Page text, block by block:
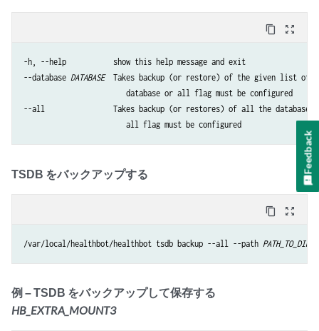
content_copy zoom_out_map
-h, --help           show this help message and exit
--database DATABASE
Takes backup (or restore) of the given list of
                        database or all flag must be configured
--all                Takes backup (or restores) of all the databases.
TSDB をバックアップする
content_copy zoom_out_map
/var/local/healthbot/healthbot tsdb backup --all --path PATH_TO_DIR
例 – TSDB をバックアップして保存する
HB_EXTRA_MOUNT3
Feedback